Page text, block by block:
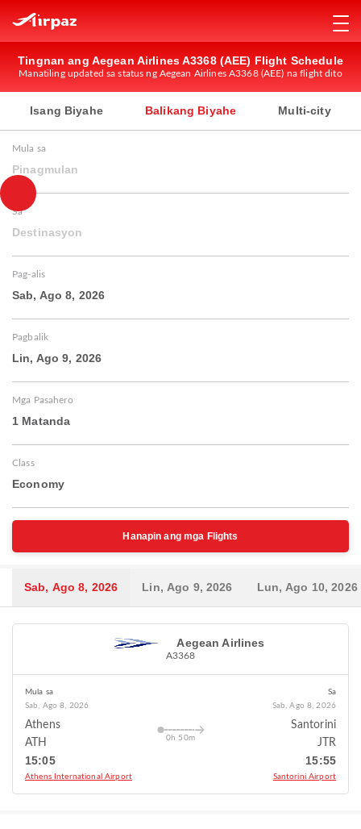
Tingnan ang Aegean Airlines A3368 (AEE) Flight Schedule
Manatiling updated sa status ng Aegean Airlines A3368 (AEE) na flight dito
Isang Biyahe Balikang Biyahe Multi-city
Mula sa
Pinagmulan
Sa
Destinasyon
Pag-alis
Sab, Ago 8, 2026
Pagbalik
Lin, Ago 9, 2026
Mga Pasahero
1 Matanda
Class
Economy
Hanapin ang mga Flights
Sab, Ago 8, 2026 Lin, Ago 9, 2026 Lun, Ago 10, 2026
Aegean Airlines
A3368
Mula sa
Sab, Ago 8, 2026
Athens
ATH
15:05
Athens International Airport
0h 50m
Sa
Sab, Ago 8, 2026
Santorini
JTR
15:55
Santorini Airport